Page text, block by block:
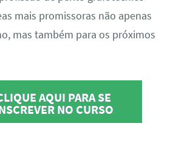
mais promissoras não apenas
mas também para os próximos
AQUI PARA SE
NO CURSO